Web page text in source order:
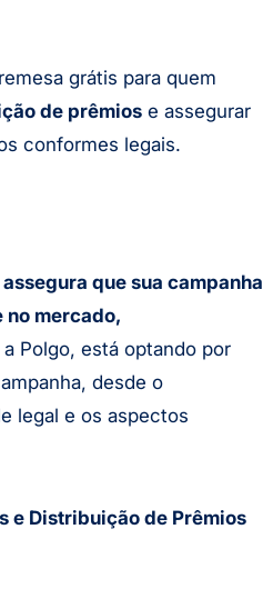
grátis para quem
de prêmios e assegurar
conformes legais.
que sua campanha
no mercado,
Polgo, está optando por
desde o
legal e os aspectos
e Distribuição de Prêmios